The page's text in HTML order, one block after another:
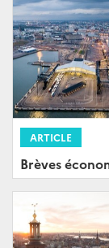
ARTICLE
Brèves